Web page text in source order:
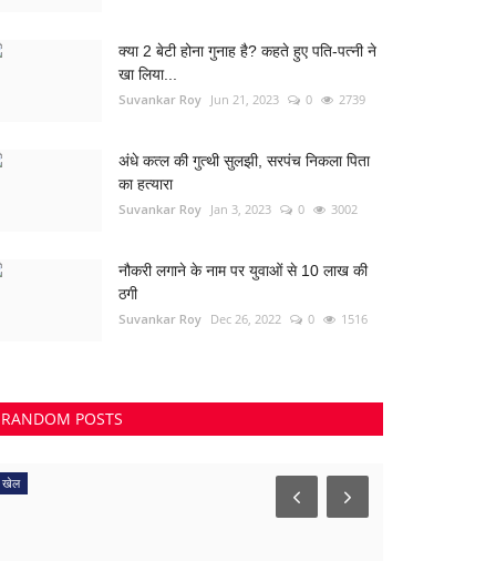
क्या 2 बेटी होना गुनाह है? कहते हुए पति-पत्नी ने
खा लिया...
Suvankar Roy Jun 21, 2023 0 2739
अंधे कत्ल की गुत्थी सुलझी, सरपंच निकला पिता
का हत्यारा
Suvankar Roy Jan 3, 2023 0 3002
नौकरी लगाने के नाम पर युवाओं से 10 लाख की
ठगी
Suvankar Roy Dec 26, 2022 0 1516
RANDOM POSTS
देश-विदेश